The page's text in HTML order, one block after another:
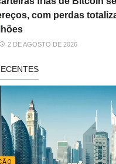
com perdas
2 DE AGOSTO DE 2026